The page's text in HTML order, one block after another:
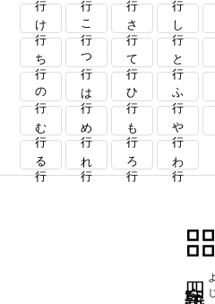
け行 こ行 さ行 し行
ち行 つ行 て行 と行
の行 は行 ひ行 ふ行
む行 め行 も行 や行
る行 れ行 ろ行 わ行